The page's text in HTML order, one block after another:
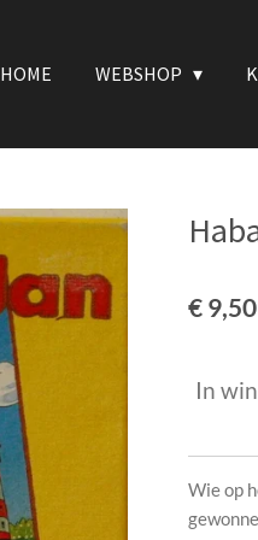
HOME WEBSHOP
€ 9,50
In
Wie op